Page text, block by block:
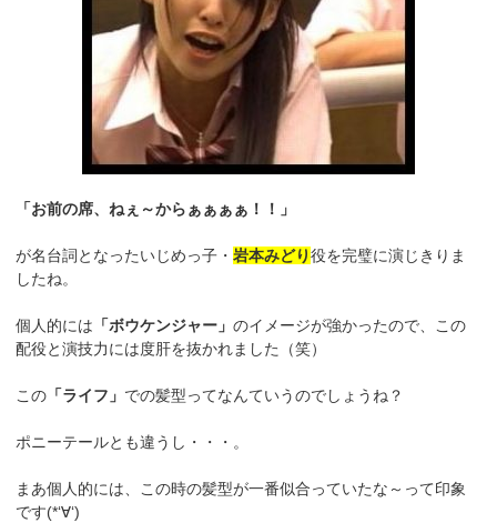
「お前の席、ねぇ～からぁぁぁぁ！！」
が名台詞となったいじめっ子・岩本みどり役を完璧に演じきりま
したね。
個人的には 「ボウケンジャー」のイメージが強かったので、この
配役と演技力には度肝を抜かれました（笑）
この 「ライフ」 での髪型ってなんていうのでしょうね？
ポニーテールとも違うし・・・。
まあ個人的には、この時の髪型が一番似合っていたな～って印象
です(*‘∀‘)